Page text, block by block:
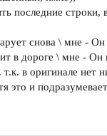
последние строки,
снова \ мне - Он
в дороге \ мне - Он
в оригинале нет
это и